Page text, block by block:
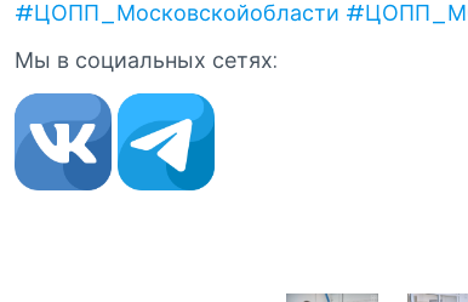
#ЦОПП_Московскойобласти
Мы в социальных сетях: